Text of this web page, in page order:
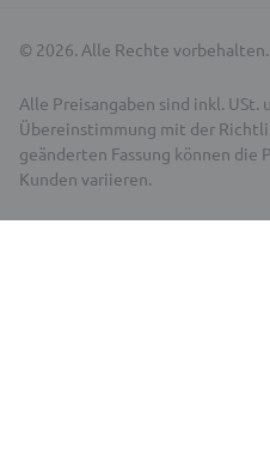
© 2026. Alle Rechte vorbehalten.
Alle Preisangaben sind inkl. USt.
Übereinstimmung mit der
geänderten Fassung können die
Kunden variieren.